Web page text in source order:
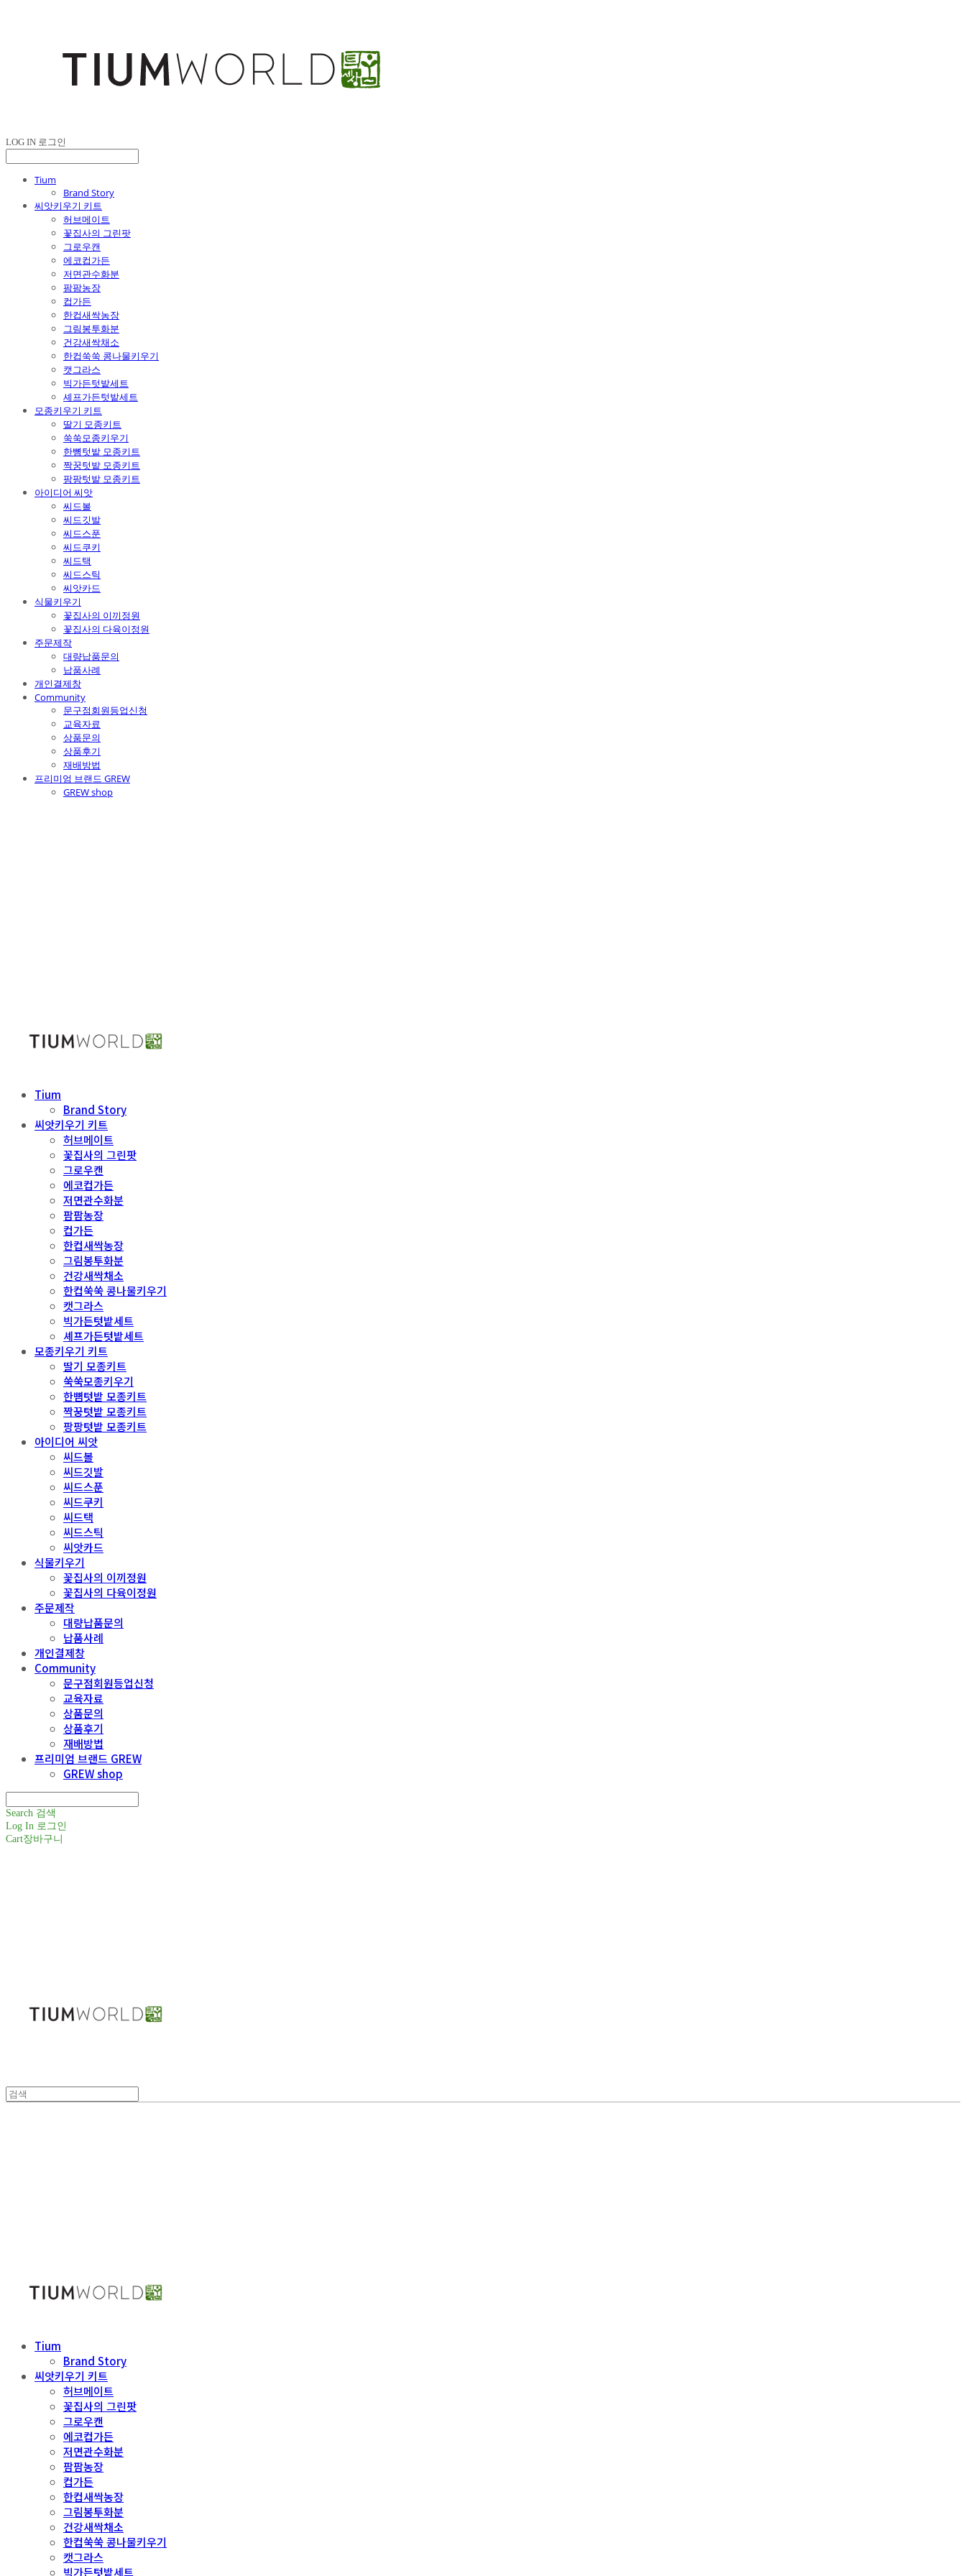
LOG IN 로그인
Tium
Brand Story
씨앗키우기 키트
허브메이트
꽃집사의 그린팟
그로우캔
에코컵가든
저면관수화분
팜팜농장
컵가든
한컵새싹농장
그림봉투화분
건강새싹채소
한컵쑥쑥 콩나물키우기
캣그라스
빅가든텃밭세트
셰프가든텃밭세트
모종키우기 키트
딸기 모종키트
쑥쑥모종키우기
한뼘텃밭 모종키트
짝꿍텃밭 모종키트
팡팡텃밭 모종키트
아이디어 씨앗
씨드볼
씨드깃발
씨드스푼
씨드쿠키
씨드택
씨드스틱
씨앗카드
식물키우기
꽃집사의 이끼정원
꽃집사의 다육이정원
주문제작
대량납품문의
납품사례
개인결제창
Community
문구점회원등업신청
교육자료
상품문의
상품후기
재배방법
프리미엄 브랜드 GREW
GREW shop
Tium
Brand Story
씨앗키우기 키트
허브메이트
꽃집사의 그린팟
그로우캔
에코컵가든
저면관수화분
팜팜농장
컵가든
한컵새싹농장
그림봉투화분
건강새싹채소
한컵쑥쑥 콩나물키우기
캣그라스
빅가든텃밭세트
셰프가든텃밭세트
모종키우기 키트
딸기 모종키트
쑥쑥모종키우기
한뼘텃밭 모종키트
짝꿍텃밭 모종키트
팡팡텃밭 모종키트
아이디어 씨앗
씨드볼
씨드깃발
씨드스푼
씨드쿠키
씨드택
씨드스틱
씨앗카드
식물키우기
꽃집사의 이끼정원
꽃집사의 다육이정원
주문제작
대량납품문의
납품사례
개인결제창
Community
문구점회원등업신청
교육자료
상품문의
상품후기
재배방법
프리미엄 브랜드 GREW
GREW shop
Search 검색
Log In 로그인
Cart장바구니
Tium
Brand Story
씨앗키우기 키트
허브메이트
꽃집사의 그린팟
그로우캔
에코컵가든
저면관수화분
팜팜농장
컵가든
한컵새싹농장
그림봉투화분
건강새싹채소
한컵쑥쑥 콩나물키우기
캣그라스
빅가든텃밭세트